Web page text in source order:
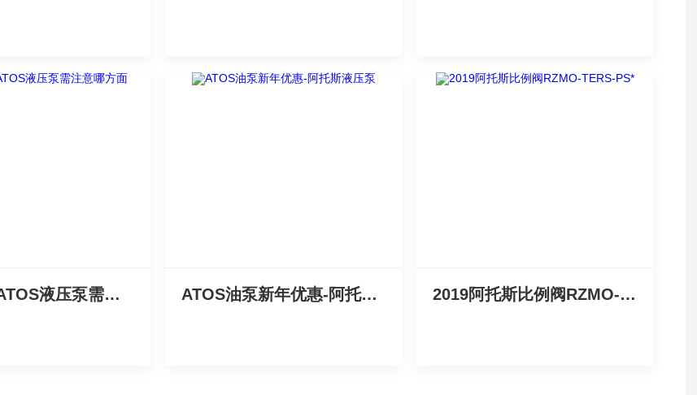
选购进口ATOS液压泵需注意哪方面 ATOS油泵新年优惠-阿托斯液压泵 2019阿托斯比例阀RZMO-TERS-PS*